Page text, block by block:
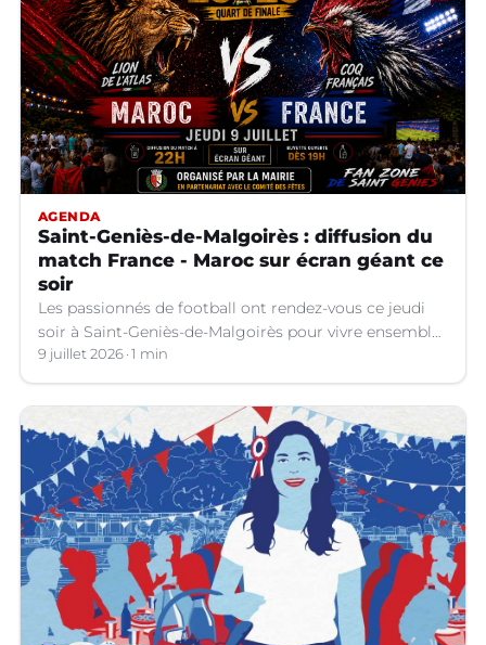
AGENDA
Saint-Geniès-de-Malgoirès : diffusion du
match France - Maroc sur écran géant ce
soir
Les passionnés de football ont rendez-vous ce jeudi
soir à Saint-Geniès-de-Malgoirès pour vivre ensemble
l'un des temps forts de la Coupe du Monde 2026.
9 juillet 2026 1 min